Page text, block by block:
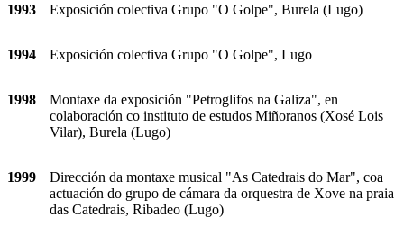
1993 Exposición colectiva Grupo "O Golpe", Burela (Lugo)
1994 Exposición colectiva Grupo "O Golpe", Lugo
1998
Montaxe da exposición "Petroglifos na Galiza", en
colaboración co instituto de estudos Miñoranos (Xosé Lois
Vilar), Burela (Lugo)
1999
Dirección da montaxe musical "As Catedrais do Mar", coa
actuación do grupo de cámara da orquestra de Xove na praia
das Catedrais, Ribadeo (Lugo)